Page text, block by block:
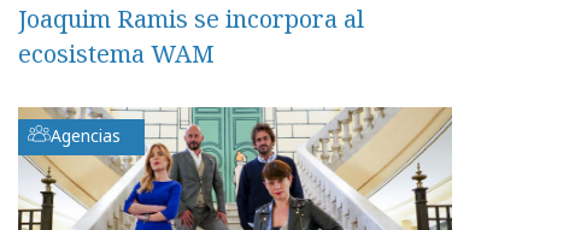
Joaquim Ramis se incorpora al
ecosistema WAM
Agencias